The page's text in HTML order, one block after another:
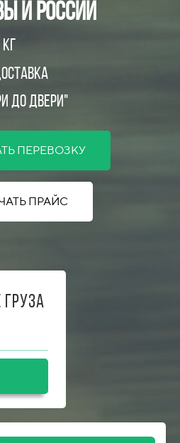
и России
до двери"
ПЕРЕВОЗКУ
ПРАЙС